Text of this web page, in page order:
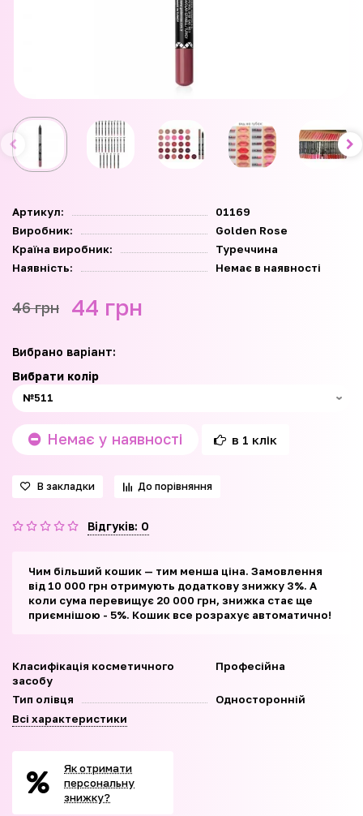
Артикул:
01169
Виробник:
Golden Rose
Країна виробник:
Туреччина
Наявність:
Немає в наявності
46 грн 44 грн
Вибрано варіант:
Вибрати колір
Немає у наявності в 1 клік
В закладки До порівняння
Відгуків: 0
Чим більший кошик — тим менша ціна. Замовлення
від 10 000 грн отримують додаткову знижку 3%. А
коли сума перевищує 20 000 грн, знижка стає ще
приємнішою - 5%. Кошик все розрахує автоматично!
Класифікація косметичного
засобу
Професійна
Тип олівця
Односторонній
Всі характеристики
Як отримати
персональну
знижку?